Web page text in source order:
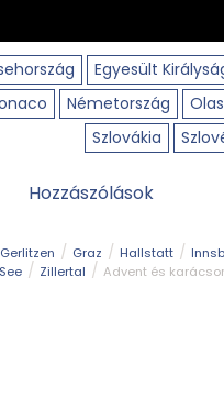
Egyesült
Németország
Szlovákia
Hozzászólások
Gerlitzen Graz Hallstatt
Zillertal Advent és